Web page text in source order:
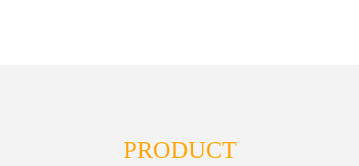
PRODUCT